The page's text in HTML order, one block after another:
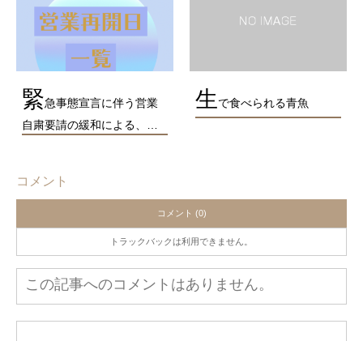
緊急事態宣言に伴う営業
自粛要請の緩和による、…
生 で食べられる青魚
コメント
コメント (0)
トラックバックは利用できません。
この記事へのコメントはありません。